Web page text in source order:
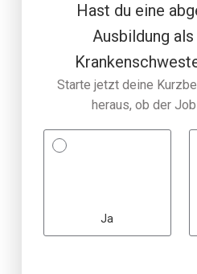
Hast du eine
Ausbildung
Starte jetzt deine
heraus, ob der
Ja